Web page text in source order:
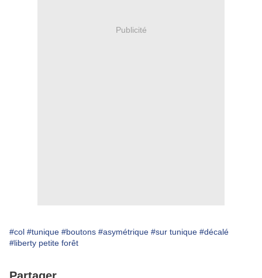
Publicité
#col #tunique #boutons #asymétrique #sur tunique #décalé
#liberty petite forêt